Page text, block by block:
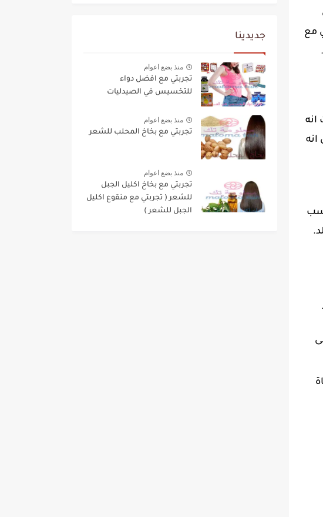
مع
انه
انه
ثم قومى
جديدينا
منذ بضع اعوام
تجربتي مع افضل دواء
للتخسيس في الصيدليات
منذ بضع اعوام
تجربتي مع بخاخ المحلب للشعر
منذ بضع اعوام
تجربتي مع بخاخ اكليل الجبل
للشعر ( تجربتي مع منقوع اكليل
الجبل للشعر )